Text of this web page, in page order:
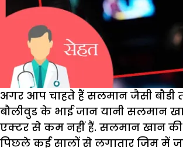
अगर आप चाहते हैं सलमान जैसी बौडी
बौलीवुड के भाई जान यानी सलमान
एक्टर से कम नहीं हैं. सलमान खान
पिछले कई सालों से लगातार जिम में